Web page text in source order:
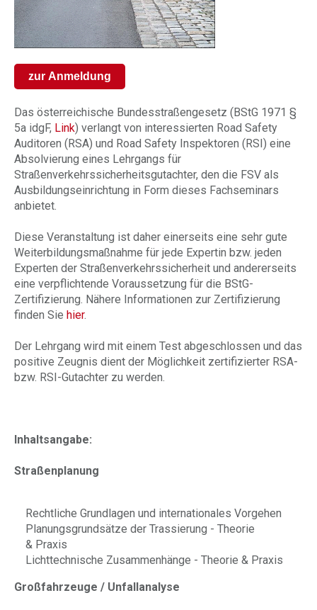
zur Anmeldung
Das österreichische Bundesstraßengesetz (BStG 1971 §
5a idgF, Link) verlangt von interessierten Road Safety
Auditoren (RSA) und Road Safety Inspektoren (RSI) eine
Absolvierung eines Lehrgangs für
Straßenverkehrssicherheitsgutachter, den die FSV als
Ausbildungseinrichtung in Form dieses Fachseminars
anbietet.
Diese Veranstaltung ist daher einerseits eine sehr gute
Weiterbildungsmaßnahme für jede Expertin bzw. jeden
Experten der Straßenverkehrssicherheit und andererseits
eine verpflichtende Voraussetzung für die BStG-
Zertifizierung. Nähere Informationen zur Zertifizierung
finden Sie hier.
Der Lehrgang wird mit einem Test abgeschlossen und das
positive Zeugnis dient der Möglichkeit zertifizierter RSA-
bzw. RSI-Gutachter zu werden.
Inhaltsangabe:
Straßenplanung
Rechtliche Grundlagen und internationales Vorgehen
Planungsgrundsätze der Trassierung - Theorie
& Praxis
Lichttechnische Zusammenhänge - Theorie & Praxis
Großfahrzeuge / Unfallanalyse